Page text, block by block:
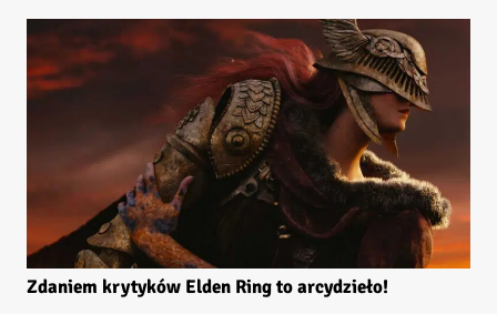
Zdaniem krytyków Elden Ring to arcydzieło!